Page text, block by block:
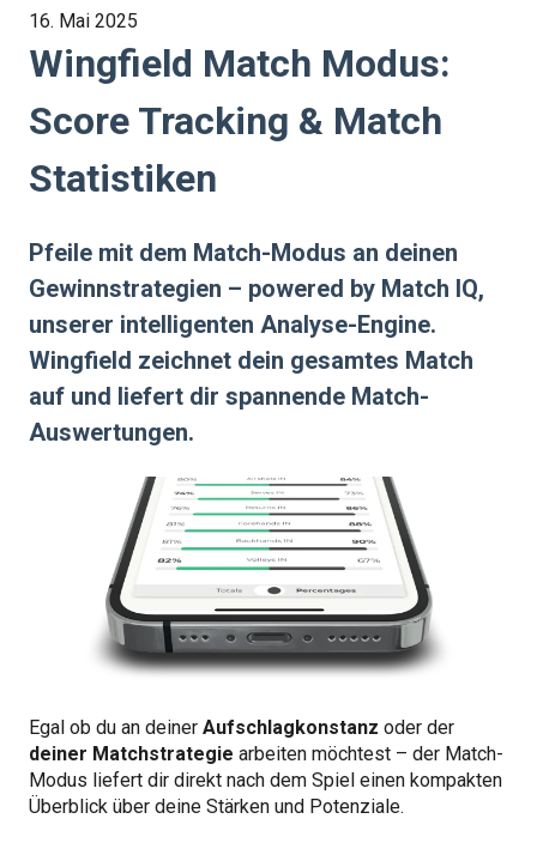
16. Mai 2025
Wingfield Match Modus:
Score Tracking & Match
Statistiken
Pfeile mit dem Match-Modus an deinen
Gewinnstrategien – powered by Match IQ,
unserer intelligenten Analyse-Engine.
Wingfield zeichnet dein gesamtes Match
auf und liefert dir spannende Match-
Auswertungen.
Egal ob du an deiner Aufschlagkonstanz oder der
deiner Matchstrategie arbeiten möchtest – der Match-
Modus liefert dir direkt nach dem Spiel einen kompakten
Überblick über deine Stärken und Potenziale.